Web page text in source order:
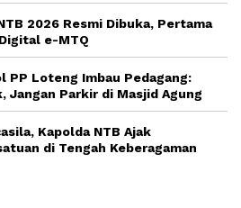
2026 Resmi Dibuka, Pertama
e-MTQ
PP Loteng Imbau Pedagang:
Jangan Parkir di Masjid Agung
Kapolda NTB Ajak
di Tengah Keberagaman